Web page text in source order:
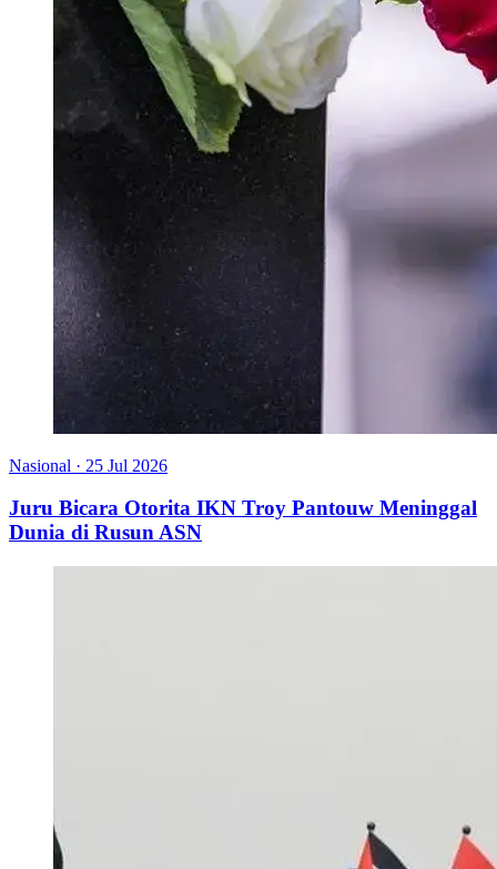
Nasional · 25 Jul 2026
Juru Bicara Otorita IKN Troy Pantouw Meninggal
Dunia di Rusun ASN